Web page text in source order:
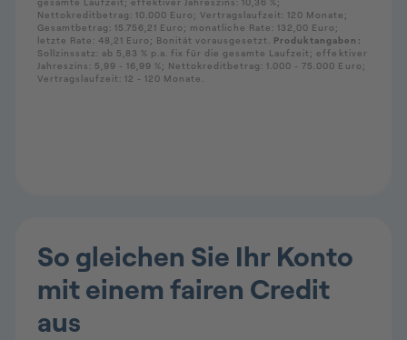
So gleichen Sie Ihr Konto
mit einem fairen Credit
aus